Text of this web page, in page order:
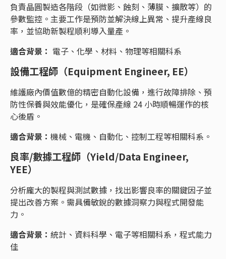
負責晶圓製造各階段（如微影、蝕刻、薄膜、擴散等）的
參數監控。主要工作是預防並解決線上異常、提升產線良
率，並協助新製程順利導入量產。
適合背景： 電子、化學、材料、物理等相關科系
設備工程師（Equipment Engineer, EE）
維護廠內價值數億的精密自動化設備，進行故障排除、預
防性保養與效能優化，是確保產線 24 小時順暢運作的核
心後盾。
適合背景： 機械、電機、自動化、控制工程等相關科系。
良率/數據工程師（Yield/Data Engineer,
YEE）
分析龐大的製程與測試數據，找出影響良率的關鍵因子並
提出改善方案。需具備敏銳的數據洞察力與程式開發能
力。
適合背景： 統計、資料科學、電子等相關科系，程式能力
佳